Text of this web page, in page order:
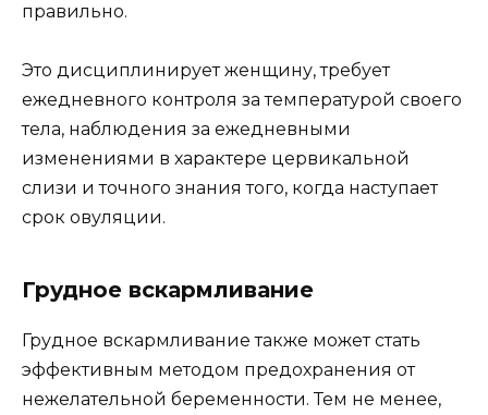
правильно.
Это дисциплинирует женщину, требует
ежедневного контроля за температурой своего
тела, наблюдения за ежедневными
изменениями в характере цервикальной
слизи и точного знания того, когда наступает
срок овуляции.
Грудное вскармливание
Грудное вскармливание также может стать
эффективным методом предохранения от
нежелательной беременности. Тем не менее,